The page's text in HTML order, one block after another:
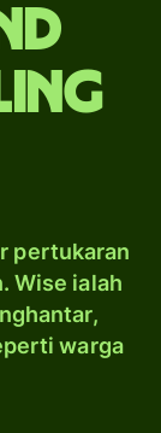
pertukaran
Wise ialah
warga